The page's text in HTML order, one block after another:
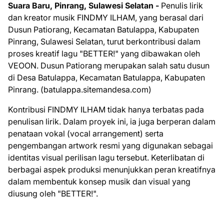
Suara Baru, Pinrang, Sulawesi Selatan - Penulis lirik
dan kreator musik FINDMY ILHAM, yang berasal dari
Dusun Patiorang, Kecamatan Batulappa, Kabupaten
Pinrang, Sulawesi Selatan, turut berkontribusi dalam
proses kreatif lagu "BETTER!" yang dibawakan oleh
VEOON. Dusun Patiorang merupakan salah satu dusun
di Desa Batulappa, Kecamatan Batulappa, Kabupaten
Pinrang. (batulappa.sitemandesa.com)
Kontribusi FINDMY ILHAM tidak hanya terbatas pada
penulisan lirik. Dalam proyek ini, ia juga berperan dalam
penataan vokal (vocal arrangement) serta
pengembangan artwork resmi yang digunakan sebagai
identitas visual perilisan lagu tersebut. Keterlibatan di
berbagai aspek produksi menunjukkan peran kreatifnya
dalam membentuk konsep musik dan visual yang
diusung oleh "BETTER!".